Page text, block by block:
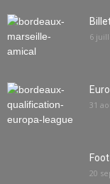
6
31
20